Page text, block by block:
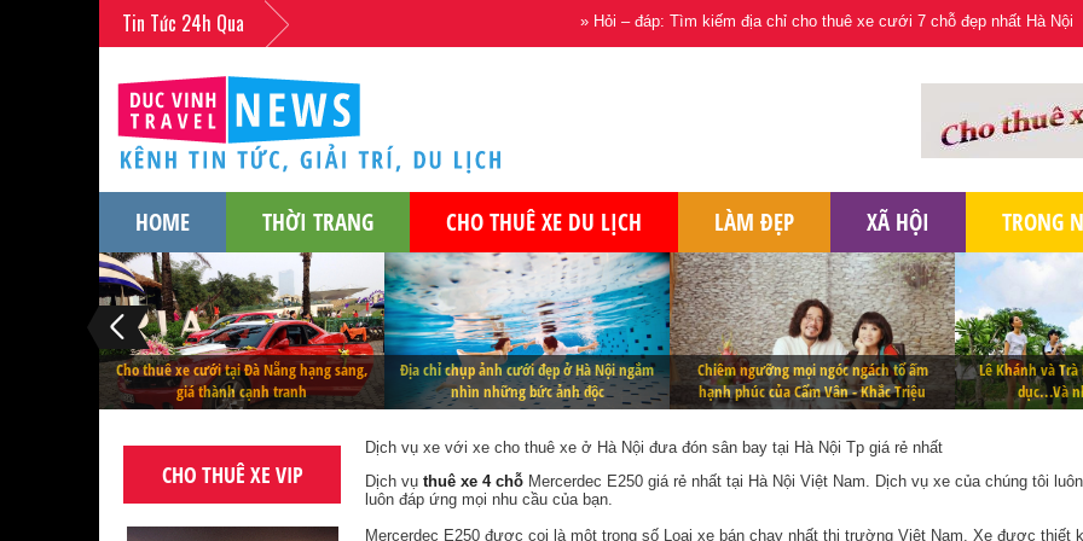
Tin Tức 24h Qua Hỏi – đáp: Tìm kiếm địa chỉ cho thuê xe cưới 7 chỗ đẹp nhất Hà Nội »
HOME THỜI TRANG CHO THUÊ XE DU LỊCH LÀM ĐẸP XÃ HỘI TRONG
Cho thuê xe cưới tại Đà Nẵng hạng sang,
giá thành cạnh tranh
Địa chỉ chụp ảnh cưới đẹp ở Hà Nội ngắm
nhìn những bức ảnh độc
Chiêm ngưỡng mọi ngóc ngách tổ ấm
hạnh phúc của Cẩm Vân - Khắc Triệu
Lê Khánh và
dục...Và
CHO THUÊ XE VIP
Dịch vụ xe với xe cho thuê xe ở Hà Nội đưa đón sân bay tại Hà Nội Tp giá rẻ nhất
Dịch vụ thuê xe 4 chỗ Mercerdec E250 giá rẻ nhất tại Hà Nội Việt Nam. Dịch vụ xe của chúng tôi luôn
luôn đáp ứng mọi nhu cầu của bạn.
Mercerdec E250 được coi là một trong số Loại xe bán chạy nhất thị trường Việt Nam. Xe được thiết